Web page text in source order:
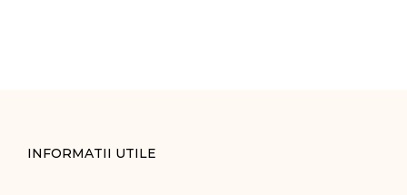
INFORMATII UTILE